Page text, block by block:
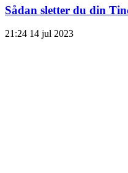
Sådan sletter du din
21:24 14 jul 2023